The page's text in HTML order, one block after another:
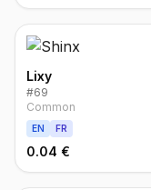
Lixy
#69
Common
EN FR
0.04 €